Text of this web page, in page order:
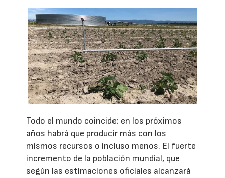
Todo el mundo coincide: en los próximos
años habrá que producir más con los
mismos recursos o incluso menos. El fuerte
incremento de la población mundial, que
según las estimaciones oficiales alcanzará